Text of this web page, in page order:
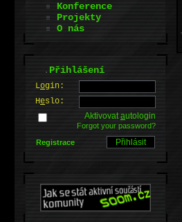
Konference
Projekty
O nás
.Přihlášení
Login:
Heslo:
Aktivovatautologin
Forgot your password?
Registrace